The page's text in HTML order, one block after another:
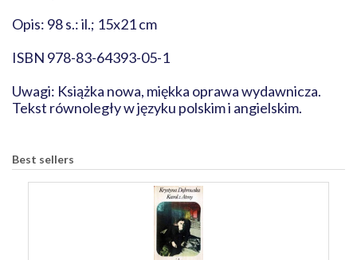
Opis: 98 s.: il.; 15x21 cm
ISBN 978-83-64393-05-1
Uwagi: Książka nowa, miękka oprawa wydawnicza.
Tekst równoległy w języku polskim i angielskim.
Best sellers